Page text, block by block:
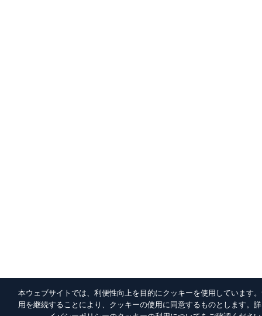
本ウェブサイトでは、利便性向上を目的にクッキーを使用しています
用を継続することにより、クッキーの使用に同意するものとします。